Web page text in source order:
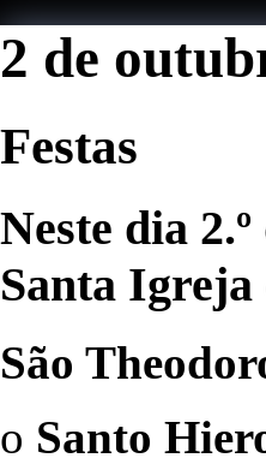
2 de
Festas
Neste dia
Santa Igreja
São
o Santo